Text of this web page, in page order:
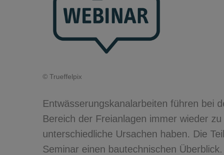
© Trueffelpix
Entwässerungskanalarbeiten führen bei
Bereich der Freianlagen immer wieder
unterschiedliche Ursachen haben. Die
Seminar einen bautechnischen